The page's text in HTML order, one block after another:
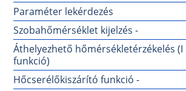
Paraméter lekérdezés
Szobahőmérséklet kijelzés -
Áthelyezhető hőmérsékletérzékelés (I
funkció)
Hőcserélőkiszárító funkció -